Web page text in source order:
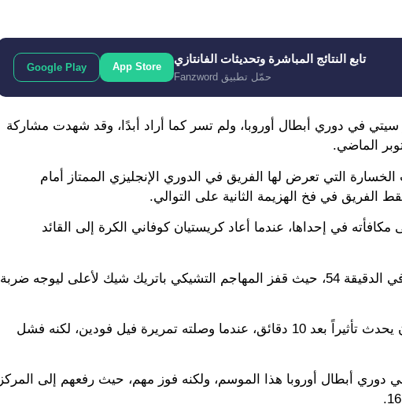
تابع النتائج المباشرة وتحديثات الفانتازي
حمّل تطبيق Fanzword
App Store
Google Play
كمدرب لمانشستر سيتي في دوري أبطال أوروبا، ولم تسر كما أراد أبدًا، وقد شهدت مشاركة
الماضي.
الأساسية عقب الخسارة التي تعرض لها الفريق في الدوري الإنجليزي الممتاز أمام
الفريق في فخ الهزيمة الثانية على التوالي.
في إحداها، عندما أعاد كريستيان كوفاني الكرة إلى القائد
وزادت فرحة كتيبة المدرب كاسبر هيولماند عندما ضاعفوا تقدمهم في الدقيقة 54، حيث قفز المهاجم التشيكي باتريك شيك لأعلى ليوجه ضربة
أُقحم نجم السيتي إيرلينج هالاند في الدقيقة 60 من المباراة وكاد أن يحدث تأثيراً بعد 10 دقائق، عندما وصلته تمريرة فيل فودين، لكنه فشل
أبطال أوروبا هذا الموسم، ولكنه فوز مهم، حيث رفعهم إلى المركز